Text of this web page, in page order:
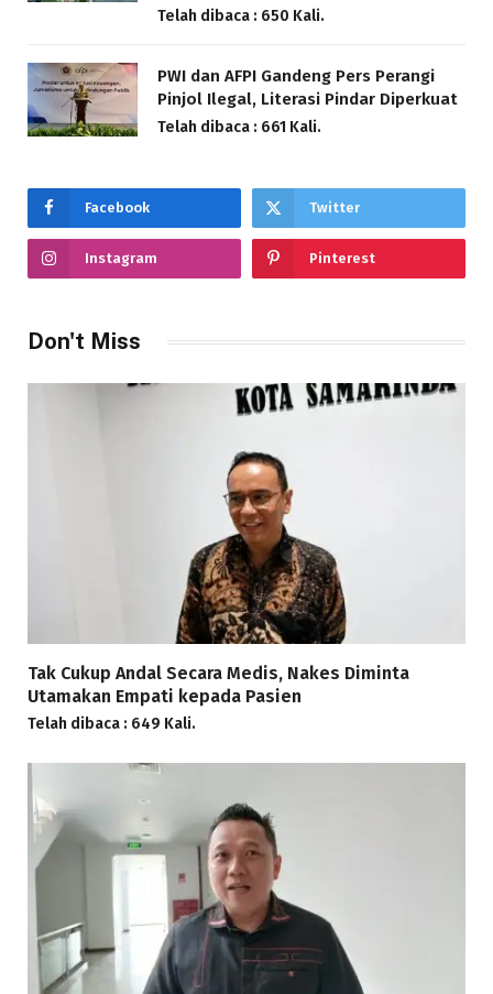
Telah dibaca : 650 Kali.
PWI dan AFPI Gandeng Pers Perangi
Pinjol Ilegal, Literasi Pindar Diperkuat
Telah dibaca : 661 Kali.
Facebook Twitter
Instagram Pinterest
Don't Miss
Tak Cukup Andal Secara Medis, Nakes Diminta
Utamakan Empati kepada Pasien
Telah dibaca : 649 Kali.